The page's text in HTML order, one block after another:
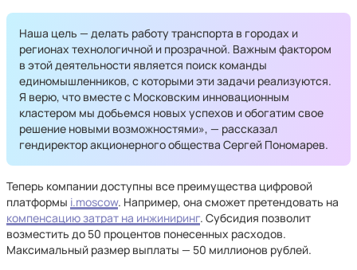
Наша цель — делать работу транспорта в городах и
регионах технологичной и прозрачной. Важным фактором
в этой деятельности является поиск команды
единомышленников, с которыми эти задачи реализуются.
Я верю, что вместе с Московским инновационным
кластером мы добьемся новых успехов и обогатим свое
решение новыми возможностями», — рассказал
гендиректор акционерного общества Сергей Пономарев.
Теперь компании доступны все преимущества цифровой
платформы i.moscow. Например, она сможет претендовать на
компенсацию затрат на инжиниринг. Субсидия позволит
возместить до 50 процентов понесенных расходов.
Максимальный размер выплаты — 50 миллионов рублей.